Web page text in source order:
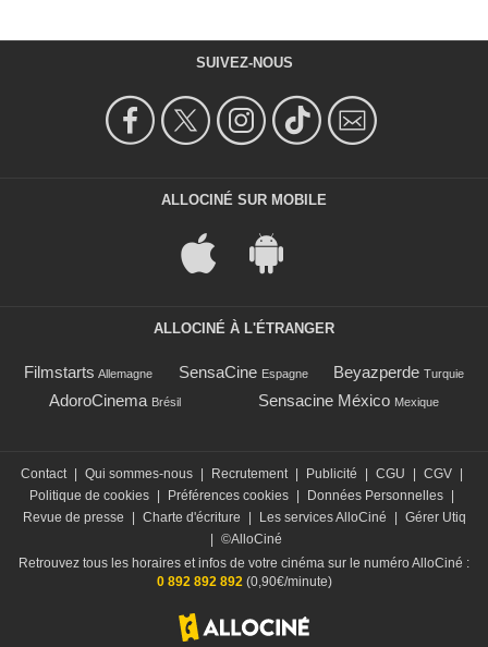
SUIVEZ-NOUS
ALLOCINÉ SUR MOBILE
ALLOCINÉ À L'ÉTRANGER
Filmstarts Allemagne SensaCine Espagne Beyazperde Turquie
AdoroCinema Brésil Sensacine México Mexique
Contact Qui sommes-nous Recrutement Publicité CGU CGV
Politique de cookies
Préférences cookies Données Personnelles
Revue de presse
Charte d'écriture Les services AlloCiné
Gérer Utiq
©AlloCiné
Retrouvez tous les horaires et infos de votre cinéma sur le numéro AlloCiné :
0 892 892 892(0,90€/minute)